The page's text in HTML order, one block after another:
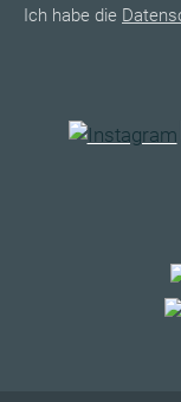
Ich habe die